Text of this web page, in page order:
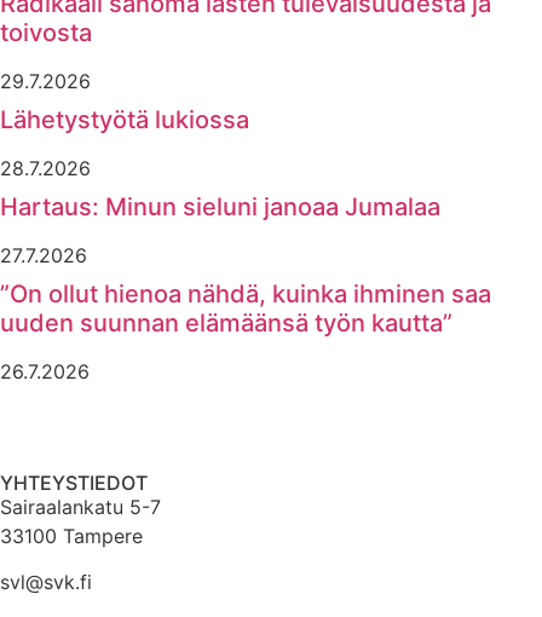
toivosta
29.7.2026
Lähetystyötä lukiossa
28.7.2026
Hartaus: Minun sieluni janoaa Jumalaa
27.7.2026
”On ollut hienoa nähdä, kuinka ihminen saa
uuden suunnan elämäänsä työn kautta”
26.7.2026
YHTEYSTIEDOT
Sairaalankatu 5-7
33100 Tampere
svl@svk.fi